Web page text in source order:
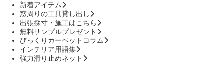
新着アイテム
窓周りの工具貸し出し
出張採寸・施工はこちら
無料サンプルプレゼント
びっくりカーペットコラム
インテリア用語集
強力滑り止めネット